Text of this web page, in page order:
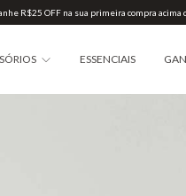
R$25 OFF na sua primeira compra acima
ESSENCIAIS